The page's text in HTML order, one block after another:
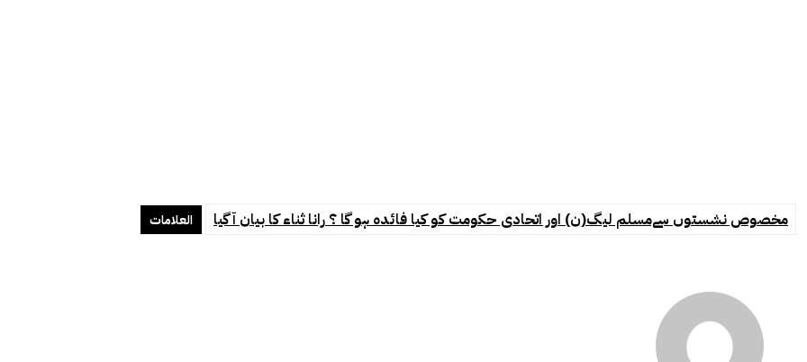
العلامات مخصوص نشستوں سےمسلم لیگ(ن) اور اتحادی حکومت کو کیا فائدہ ہو گا ؟ رانا ثناء کا بیان آ گیا